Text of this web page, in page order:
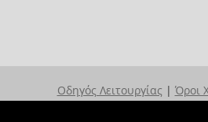
Οδηγός Λειτουργίας | Όροι